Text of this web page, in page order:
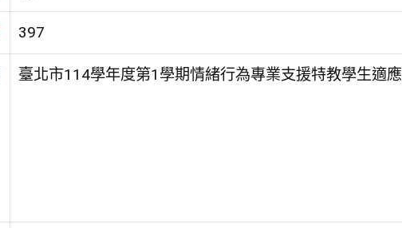
397
臺北市114學年度第1學期情緒行為專業支援特教學生適